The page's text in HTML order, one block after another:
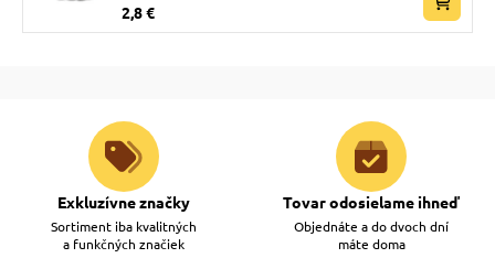
2,8 €
Exkluzívne značky
Sortiment iba kvalitných
a funkčných značiek
Tovar odosielame ihneď
Objednáte a do dvoch dní
máte doma